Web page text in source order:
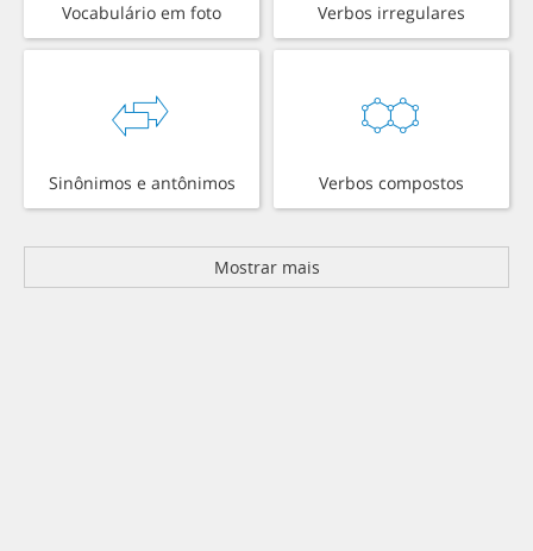
Vocabulário em foto Verbos irregulares
Sinônimos e antônimos Verbos compostos
Mostrar mais